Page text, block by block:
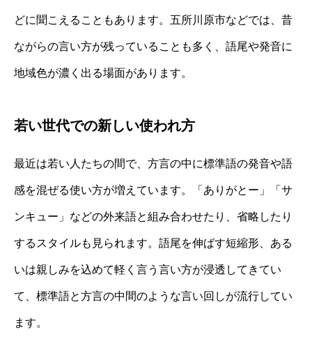
どに聞こえることもあります。五所川原市などでは、昔
ながらの言い方が残っていることも多く、語尾や発音に
地域色が濃く出る場面があります。
若い世代での新しい使われ方
最近は若い人たちの間で、方言の中に標準語の発音や語
感を混ぜる使い方が増えています。「ありがとー」「サ
ンキュー」などの外来語と組み合わせたり、省略したり
するスタイルも見られます。語尾を伸ばす短縮形、ある
いは親しみを込めて軽く言う言い方が浸透してきてい
て、標準語と方言の中間のような言い回しが流行してい
ます。